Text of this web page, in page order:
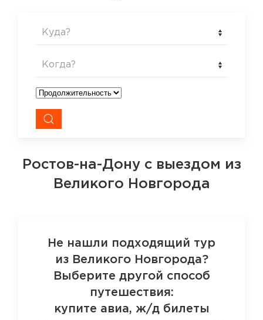
Куда?
Когда?
Ростов-на-Донус выездом из
Великого Новгорода
Не нашли подходящий тур
из Великого Новгорода?
Выберите другой способ
путешествия:
купите авиа, ж/д билеты